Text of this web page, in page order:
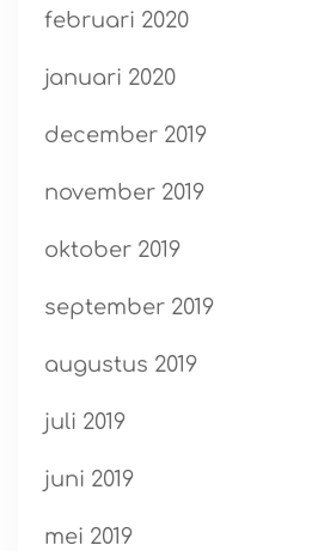
februari 2020
januari 2020
december 2019
november 2019
oktober 2019
september 2019
augustus 2019
juli 2019
juni 2019
mei 2019